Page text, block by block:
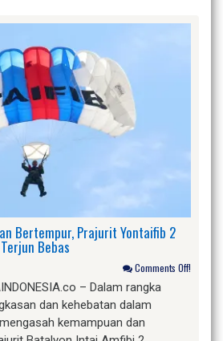
Bertempur, Prajurit Yontaifib 2
Bebas
Comments Off!
– Dalam rangka
dan kehebatan dalam
kemampuan dan